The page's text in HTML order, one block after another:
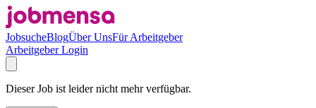
JobsucheBlogÜber UnsFür Arbeitgeber
Arbeitgeber Login
Dieser Job ist leider nicht mehr verfügbar.